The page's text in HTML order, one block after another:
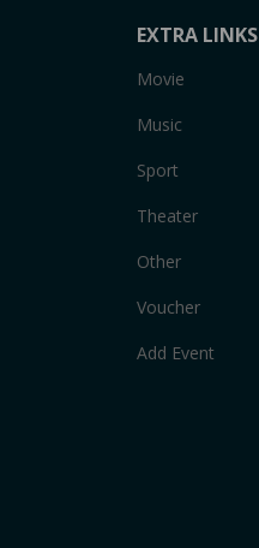
EXTRA LINKS
Movie
Music
Sport
Theater
Other
Voucher
Add Event